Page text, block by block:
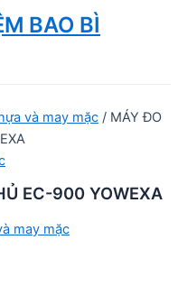
BAO BÌ
và may mặc / MÁY ĐO
EC-900 YOWEXA
may mặc